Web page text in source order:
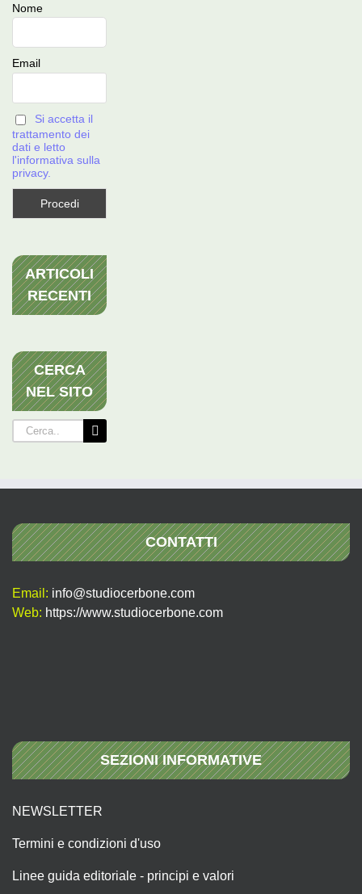
Nome
Email
Si accetta il
trattamento dei
dati e letto
l'informativa sulla
privacy.
ARTICOLI
RECENTI
CERCA
NEL SITO
Cerca
per:
CONTATTI
Email: info@studiocerbone.com
Web: https://www.studiocerbone.com
SEZIONI INFORMATIVE
NEWSLETTER
Termini e condizioni d'uso
Linee guida editoriale - principi e valori